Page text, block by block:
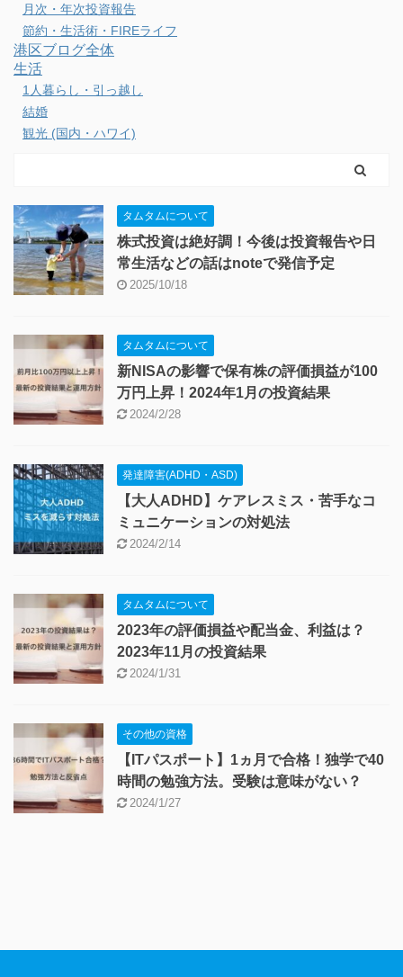
月次・年次投資報告
節約・生活術・FIREライフ
港区ブログ全体
生活
1人暮らし・引っ越し
結婚
観光 (国内・ハワイ)
タムタムについて
株式投資は絶好調！今後は投資報告や日
常生活などの話はnoteで発信予定
2025/10/18
タムタムについて
新NISAの影響で保有株の評価損益が100
万円上昇！2024年1月の投資結果
2024/2/28
発達障害(ADHD・ASD)
【大人ADHD】ケアレスミス・苦手なコ
ミュニケーションの対処法
2024/2/14
タムタムについて
2023年の評価損益や配当金、利益は？
2023年11月の投資結果
2024/1/31
その他の資格
【ITパスポート】1ヵ月で合格！独学で40
時間の勉強方法。受験は意味がない？
2024/1/27